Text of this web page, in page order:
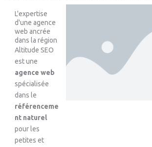
L'expertise
d'une agence
web ancrée
dans la région
Altitude SEO
est une
agence web
spécialisée
dans le
référenceme
nt naturel
pour les
petites et